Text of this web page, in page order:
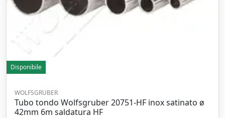
Disponibile
WOLFSGRUBER
Tubo tondo Wolfsgruber 20751-HF inox satinato ø
42mm 6m saldatura HF